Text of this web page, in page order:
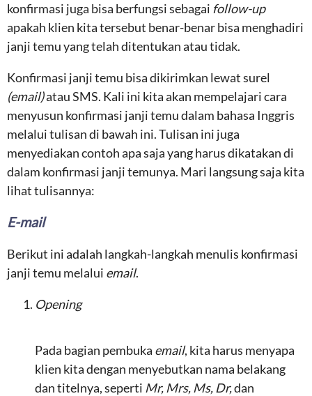
konfirmasi juga bisa berfungsi sebagai follow-up
apakah klien kita tersebut benar-benar bisa menghadiri
janji temu yang telah ditentukan atau tidak.
Konfirmasi janji temu bisa dikirimkan lewat surel
(email)atau SMS. Kali ini kita akan mempelajari cara
menyusun konfirmasi janji temu dalam bahasa Inggris
melalui tulisan di bawah ini. Tulisan ini juga
menyediakan contoh apa saja yang harus dikatakan di
dalam konfirmasi janji temunya. Mari langsung saja kita
lihat tulisannya:
E-mail
Berikut ini adalah langkah-langkah menulis konfirmasi
janji temu melalui email.
Opening
Pada bagian pembuka email, kita harus menyapa
klien kita dengan menyebutkan nama belakang
dan titelnya, seperti Mr, Mrs, Ms, Dr,dan